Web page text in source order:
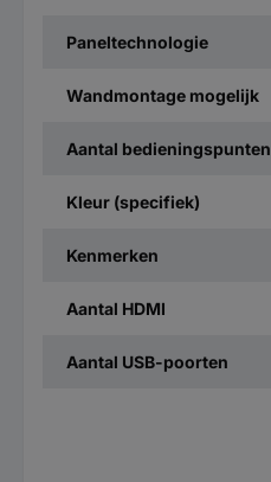
Paneltechnologie
Wandmontage mogelijk
Aantal bedieningspunten
Kleur (specifiek)
Kenmerken
Aantal HDMI
Aantal USB-poorten